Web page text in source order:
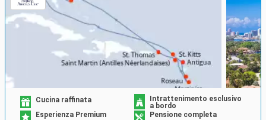
Cucina raffinata
Intrattenimento esclusivo
a bordo
Esperienza Premium
Pensione completa